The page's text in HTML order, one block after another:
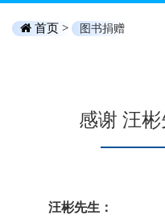
首页 > 图书捐赠
感谢 汪
汪彬先生：